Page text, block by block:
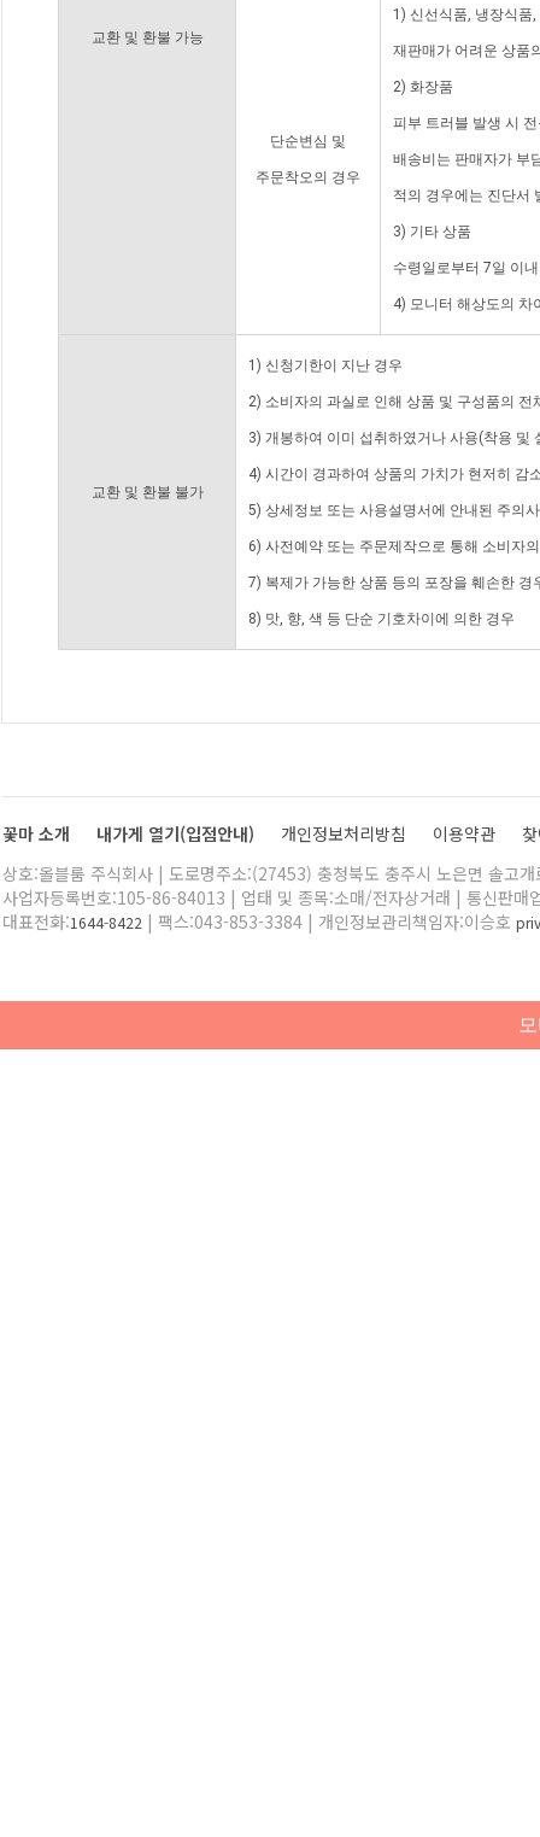
교환 및 환불 가능
단순변심 및
주문착오의 경우
1) 신선식품, 냉장식품
재판매가 어려운 상품
2) 화장품
피부 트러블 발생 시
배송비는 판매자가 부
적의 경우에는 진단서
3) 기타 상품
수령일로부터 7일 이
4) 모니터 해상도의 차
교환 및 환불 불가
1) 신청기한이 지난 경우
2) 소비자의 과실로 인해 상품 및 구성품의
3) 개봉하여 이미 섭취하였거나 사용(착용 및
4) 시간이 경과하여 상품의 가치가 현저히 감
5) 상세정보 또는 사용설명서에 안내된 주의
6) 사전예약 또는 주문제작으로 통해 소비자
7) 복제가 가능한 상품 등의 포장을 훼손한 경
8) 맛, 향, 색 등 단순 기호차이에 의한 경우
꽃마 소개 내가게 열기(입점안내) 개인정보처리방침 이용약관
상호:올블룸 주식회사 | 도로명주소:(27453) 충청북도 충주시 노은면 솔고
사업자등록번호:105-86-84013 | 업태 및 종목:소매/전자상거래 | 통신판매
대표전화:1644-8422 | 팩스:043-853-3384 | 개인정보관리책임자:이승호